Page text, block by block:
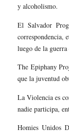
y alcoholismo.
El Salvador
correspondencia,
luego de la
The Epiphany
que la juventud
La Violencia es
nadie participa,
Homies Unidos